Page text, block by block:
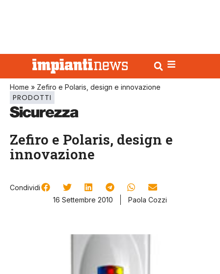
Home » Zefiro e Polaris, design e innovazione
PRODOTTI
Zefiro e Polaris, design e
innovazione
Condividi
16 Settembre 2010
Paola Cozzi